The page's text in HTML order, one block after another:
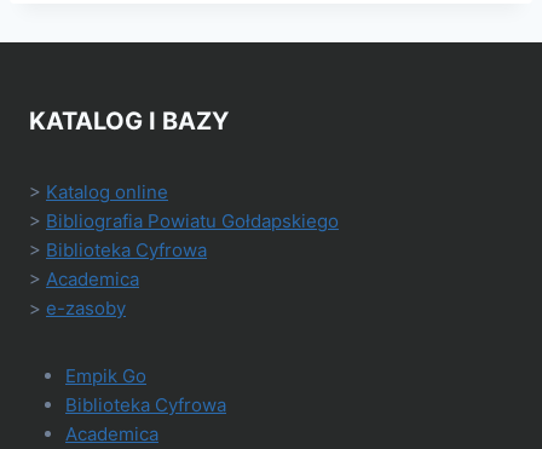
KATALOG I BAZY
> Katalog online
> Bibliografia Powiatu Gołdapskiego
> Biblioteka Cyfrowa
> Academica
> e-zasoby
Empik Go
Biblioteka Cyfrowa
Academica